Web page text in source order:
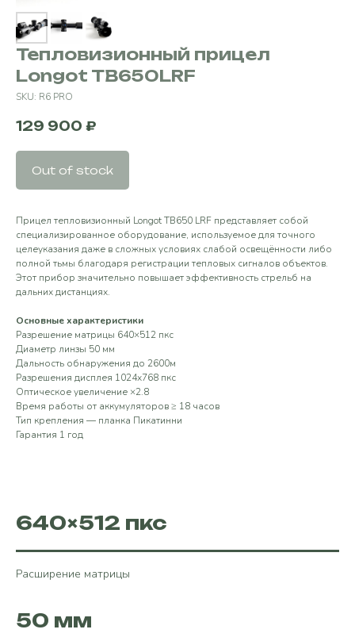
Тепловизионный прицел
Longot TB650LRF
SKU: R6 PRO
129 900 ₽
Out of stock
Прицел тепловизионный Longot TB650 LRF представляет собой
специализированное оборудование, используемое для точного
целеуказания даже в сложных условиях слабой освещённости либо
полной тьмы благодаря регистрации тепловых сигналов объектов.
Этот прибор значительно повышает эффективность стрельб на
дальних дистанциях.
Основные характеристики
Разрешение матрицы 640×512 пкс
Диаметр линзы 50 мм
Дальность обнаружения до 2600м
Разрешения дисплея 1024х768 пкс
Оптическое увеличение ×2.8
Время работы от аккумуляторов ≥ 18 часов
Тип крепления — планка Пикатинни
Гарантия 1 год
640×512 пкс
Расширение матрицы
50 мм